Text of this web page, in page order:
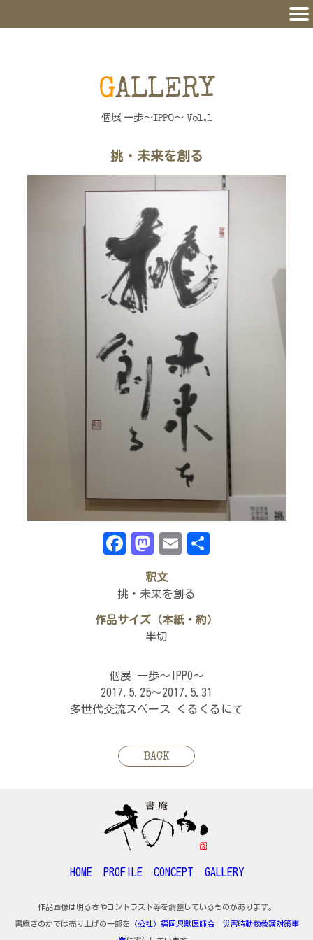
GALLERY
個展 一歩～IPPO～ Vol.1
挑・未来を創る
Facebook Mastodon Email
釈文
挑・未来を創る
作品サイズ（本紙・約）
半切
個展 一歩～IPPO～
2017.5.25～2017.5.31
多世代交流スペース くるくるにて
BACK
HOME PROFILE CONCEPT GALLERY
作品画像は明るさやコントラスト等を調整しているものがあります。
書庵きのかでは売り上げの一部を （公社）福岡県獣医師会 災害時動物救護対策事